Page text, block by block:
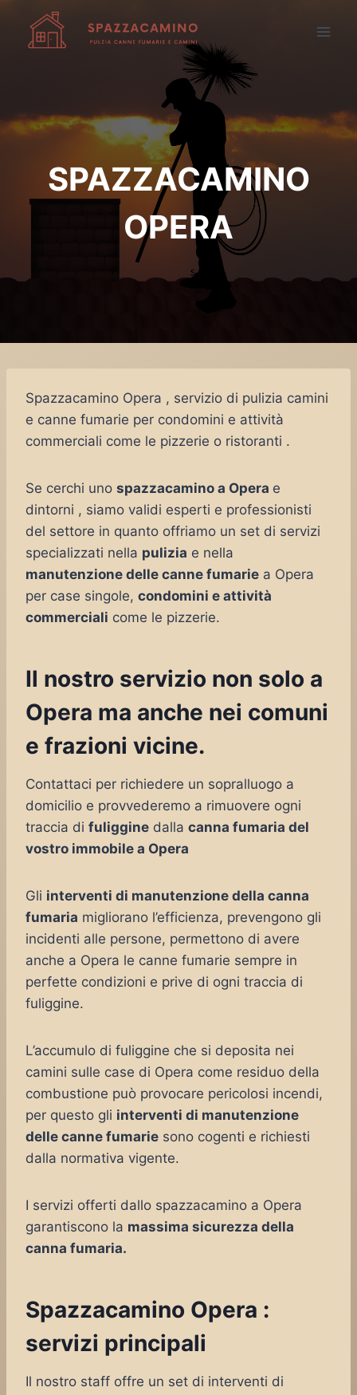
contenuto
SPAZZACAMINO
OPERA
Spazzacamino Opera , servizio di pulizia camini
e canne fumarie per condomini e attività
commerciali come le pizzerie o ristoranti .
Se cerchi uno spazzacamino a Opera e
dintorni , siamo validi esperti e professionisti
del settore in quanto offriamo un set di servizi
specializzati nella pulizia e nella
manutenzione delle canne fumarie a Opera
per case singole, condomini e attività
commerciali come le pizzerie.
Il nostro servizio non solo a
Opera ma anche nei comuni
e frazioni vicine.
Contattaci per richiedere un sopralluogo a
domicilio e provvederemo a rimuovere ogni
traccia di fuliggine dalla canna fumaria del
vostro immobile a Opera
Gli interventi di manutenzione della canna
fumaria migliorano l’efficienza, prevengono gli
incidenti alle persone, permettono di avere
anche a Opera le canne fumarie sempre in
perfette condizioni e prive di ogni traccia di
fuliggine.
L’accumulo di fuliggine che si deposita nei
camini sulle case di Opera come residuo della
combustione può provocare pericolosi incendi,
per questo gli interventi di manutenzione
delle canne fumarie sono cogenti e richiesti
dalla normativa vigente.
I servizi offerti dallo spazzacamino a Opera
garantiscono la massima sicurezza della
canna fumaria.
Spazzacamino Opera :
servizi principali
Il nostro staff offre un set di interventi di